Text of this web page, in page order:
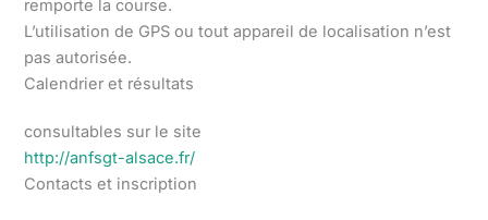
remporte la course.
L’utilisation de GPS ou tout appareil de localisation n’est
pas autorisée.
Calendrier et résultats
consultables sur le site
http://anfsgt-alsace.fr/
Contacts et inscription